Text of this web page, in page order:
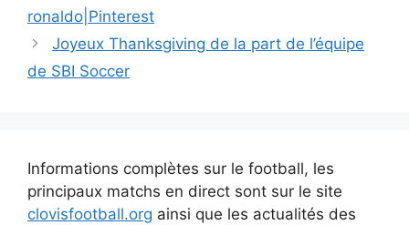
ronaldo|Pinterest
Joyeux Thanksgiving de la part de l’équipe
de SBI Soccer
Informations complètes sur le football, les
principaux matchs en direct sont sur le site
clovisfootball.org ainsi que les actualités des